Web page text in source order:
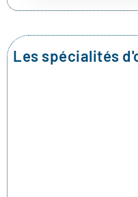
Les spécialités